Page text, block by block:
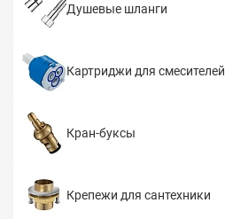
Душевые шланги
Картриджи для смесителей
Кран-буксы
Крепежи для сантехники